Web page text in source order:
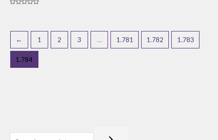
← 1 2 3 … 1.781 1.782 1.783
1.784